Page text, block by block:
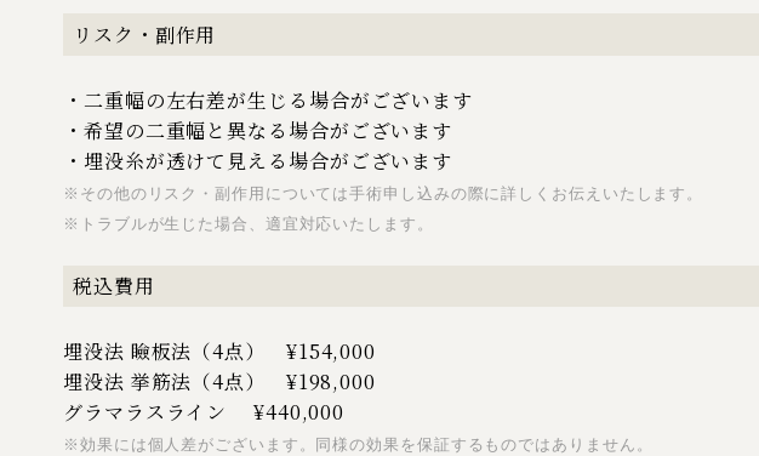
リスク・副作用
・ 二重幅の左右差が生じる場合がございます
・ 希望の二重幅と異なる 場合がございます
・ 埋没糸が透けて見える 場合がございます
※その他のリスク・副作用については手術申し込みの際に詳しくお伝えいたします。
※トラブルが生じた場合、適宜対応いたします。
税込費用
埋没法 瞼板法（4点） ¥154,000
埋没法 挙筋法（4点） ¥198,000
グラマラスライン ¥440,000
※効果には個人差がございます。同様の効果を保証するものではありません。